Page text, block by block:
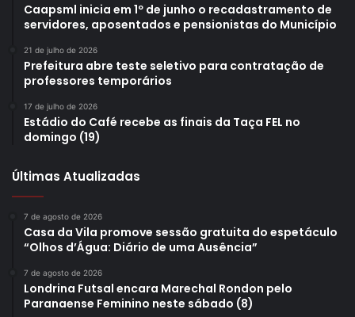
Caapsml inicia em 1º de junho o recadastramento de
servidores, aposentados e pensionistas do Município
21 de julho de 2026
Prefeitura abre teste seletivo para contratação de
professores temporários
17 de julho de 2026
Estádio do Café recebe as finais da Taça FEL no
domingo (19)
Últimas Atualizadas
7 de agosto de 2026
Casa da Vila promove sessão gratuita do espetáculo
“Olhos d’Água: Diário de uma Ausência”
7 de agosto de 2026
Londrina Futsal encara Marechal Rondon pelo
Paranaense Feminino neste sábado (8)